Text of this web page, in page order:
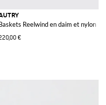
animalierReelwind en daim et nylon
€